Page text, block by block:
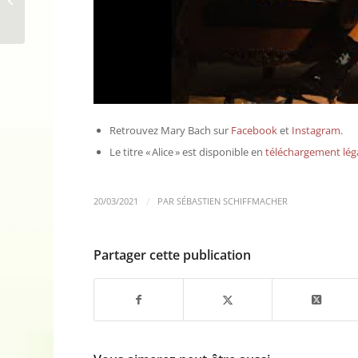
Retrouvez Mary Bach sur Facebooket Instagram.
Le titre « Alice » est disponible entéléchargement
20/03/2021 / PARSÉBASTIEN SCHIFFMACHER
Partager cette publication